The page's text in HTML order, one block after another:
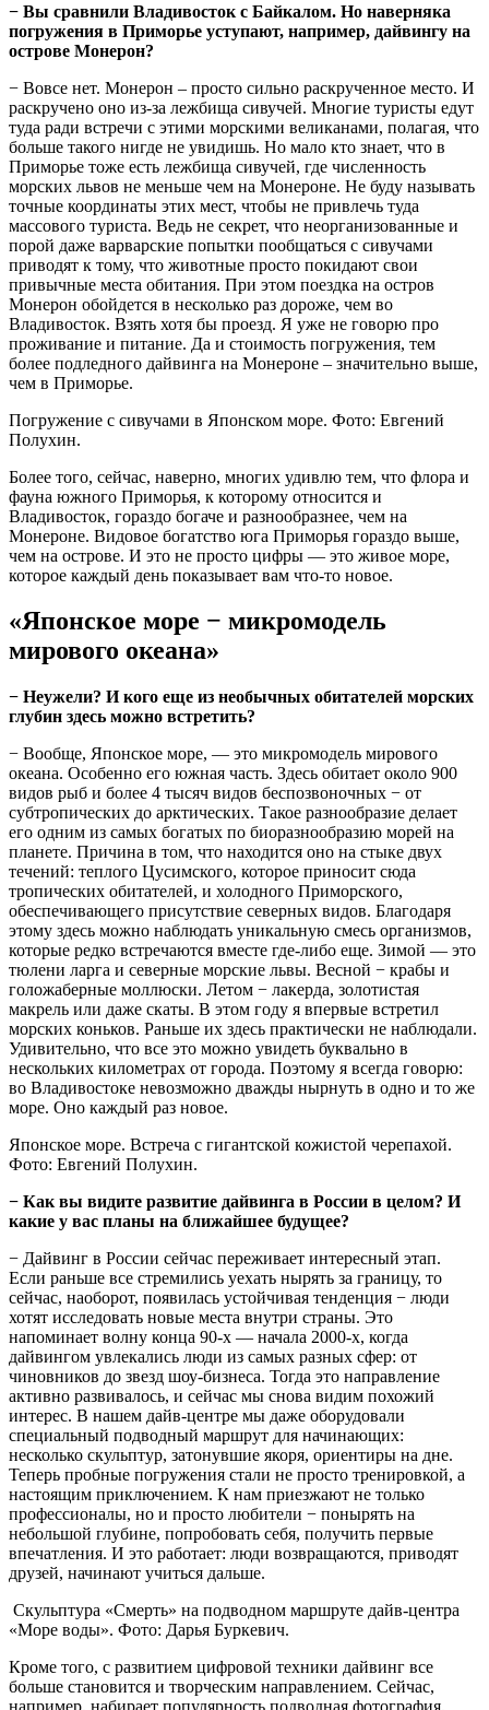
− Вы сравнили Владивосток с Байкалом. Но наверняка
погружения в Приморье уступают, например, дайвингу на
острове Монерон?
− Вовсе нет. Монерон – просто сильно раскрученное место. И
раскручено оно из-за лежбища сивучей. Многие туристы едут
туда ради встречи с этими морскими великанами, полагая, что
больше такого нигде не увидишь. Но мало кто знает, что в
Приморье тоже есть лежбища сивучей, где численность
морских львов не меньше чем на Монероне. Не буду называть
точные координаты этих мест, чтобы не привлечь туда
массового туриста. Ведь не секрет, что неорганизованные и
порой даже варварские попытки пообщаться с сивучами
приводят к тому, что животные просто покидают свои
привычные места обитания. При этом поездка на остров
Монерон обойдется в несколько раз дороже, чем во
Владивосток. Взять хотя бы проезд. Я уже не говорю про
проживание и питание. Да и стоимость погружения, тем
более подледного дайвинга на Монероне – значительно выше,
чем в Приморье.
Погружение с сивучами в Японском море. Фото: Евгений
Полухин.
Более того, сейчас, наверно, многих удивлю тем, что флора и
фауна южного Приморья, к которому относится и
Владивосток, гораздо богаче и разнообразнее, чем на
Монероне. Видовое богатство юга Приморья гораздо выше,
чем на острове. И это не просто цифры — это живое море,
которое каждый день показывает вам что-то новое.
«Японское море − микромодель
мирового океана»
− Неужели? И кого еще из необычных обитателей морских
глубин здесь можно встретить?
− Вообще, Японское море, — это микромодель мирового
океана. Особенно его южная часть. Здесь обитает около 900
видов рыб и более 4 тысяч видов беспозвоночных − от
субтропических до арктических. Такое разнообразие делает
его одним из самых богатых по биоразнообразию морей на
планете. Причина в том, что находится оно на стыке двух
течений: теплого Цусимского, которое приносит сюда
тропических обитателей, и холодного Приморского,
обеспечивающего присутствие северных видов. Благодаря
этому здесь можно наблюдать уникальную смесь организмов,
которые редко встречаются вместе где-либо еще. Зимой — это
тюлени ларга и северные морские львы. Весной − крабы и
голожаберные моллюски. Летом − лакерда, золотистая
макрель или даже скаты. В этом году я впервые встретил
морских коньков. Раньше их здесь практически не наблюдали.
Удивительно, что все это можно увидеть буквально в
нескольких километрах от города. Поэтому я всегда говорю:
во Владивостоке невозможно дважды нырнуть в одно и то же
море. Оно каждый раз новое.
Японское море. Встреча с гигантской кожистой черепахой.
Фото: Евгений Полухин.
− Как вы видите развитие дайвинга в России в целом? И
какие у вас планы на ближайшее будущее?
− Дайвинг в России сейчас переживает интересный этап.
Если раньше все стремились уехать нырять за границу, то
сейчас, наоборот, появилась устойчивая тенденция − люди
хотят исследовать новые места внутри страны. Это
напоминает волну конца 90-х — начала 2000‑х, когда
дайвингом увлекались люди из самых разных сфер: от
чиновников до звезд шоу-бизнеса. Тогда это направление
активно развивалось, и сейчас мы снова видим похожий
интерес. В нашем дайв-центре мы даже оборудовали
специальный подводный маршрут для начинающих:
несколько скульптур, затонувшие якоря, ориентиры на дне.
Теперь пробные погружения стали не просто тренировкой, а
настоящим приключением. К нам приезжают не только
профессионалы, но и просто любители − понырять на
небольшой глубине, попробовать себя, получить первые
впечатления. И это работает: люди возвращаются, приводят
друзей, начинают учиться дальше.
Скульптура «Смерть» на подводном маршруте дайв-центра
«Море воды». Фото: Дарья Буркевич.
Кроме того, с развитием цифровой техники дайвинг все
больше становится и творческим направлением. Сейчас,